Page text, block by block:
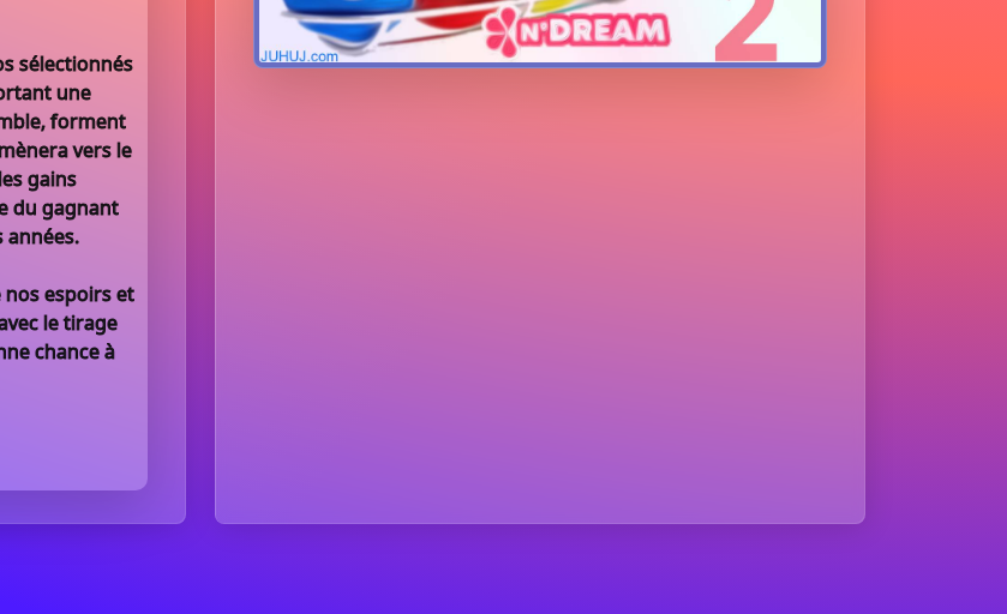
sélectionnés
une
forment
vers le
gains
du gagnant
années.
nos espoirs et
le tirage
chance à